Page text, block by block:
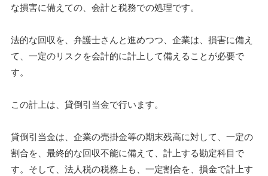
な損害に備えての、会計と税務での処理です。
法的な回収を、弁護士さんと進めつつ、企業は、損害に備え
て、一定のリスクを会計的に計上して備えることが必要で
す。
この計上は、貸倒引当金で行います。
貸倒引当金は、企業の売掛金等の期末残高に対して、一定の
割合を、最終的な回収不能に備えて、計上する勘定科目で
す。そして、法人税の税務上も、一定割合を、損金で計上す